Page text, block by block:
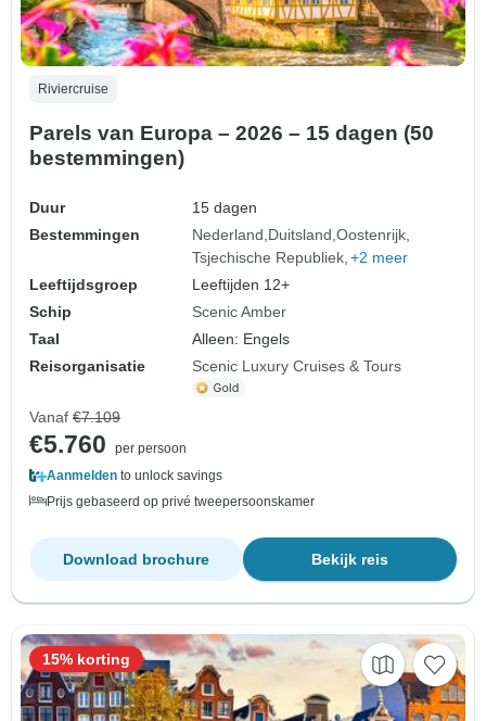
Riviercruise
Parels van Europa – 2026 – 15 dagen (50
bestemmingen)
Duur
15 dagen
Bestemmingen
Nederland Duitsland Oostenrijk
Tsjechische Republiek +2 meer
Leeftijdsgroep
Leeftijden 12+
Schip
Scenic Amber
Taal
Alleen: Engels
Reisorganisatie
Scenic Luxury Cruises & Tours
Vanaf €7.109
€5.760
per persoon
Aanmelden to unlock savings
Prijs gebaseerd op privé tweepersoonskamer
Bekijk reis
Download brochure
15% korting